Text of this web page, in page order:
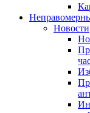
Новости